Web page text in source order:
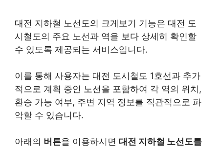
대전 지하철 노선도의 크게보기 기능은 대전 도
시철도의 주요 노선과 역을 보다 상세히 확인할
수 있도록 제공되는 서비스입니다.
이를 통해 사용자는 대전 도시철도 1호선과 추가
적으로 계획 중인 노선을 포함하여 각 역의 위치,
환승 가능 여부, 주변 지역 정보를 직관적으로 파
악할 수 있습니다.
아래의 버튼을 이용하시면 대전 지하철 노선도를